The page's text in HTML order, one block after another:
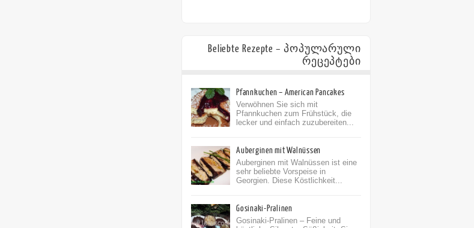
Beliebte Rezepte – პოპულარული
რეცეპტები
Pfannkuchen – American Pancakes
Verwöhnen Sie sich mit
Pfannkuchen zum Frühstück, die
lecker und einfach zuzubereiten...
Auberginen mit Walnüssen
Auberginen mit Walnüssen ist eine
sehr beliebte Vorspeise in
Georgien. Diese Köstlichkeit...
Gosinaki-Pralinen
Gosinaki-Pralinen – Feine und